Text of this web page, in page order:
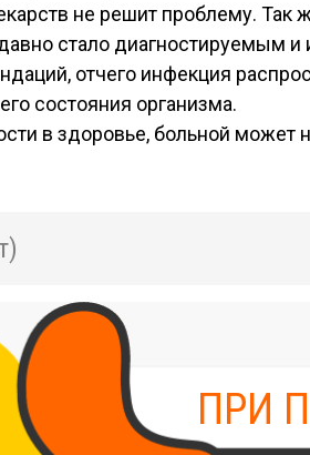
не решит проблему. Так
стало
отчего инфекция
состояния организма.
в здоровье, больной может
ПРИ